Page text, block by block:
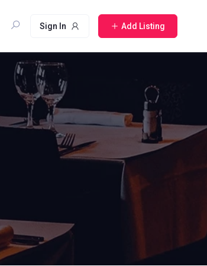
Sign In Add Listing